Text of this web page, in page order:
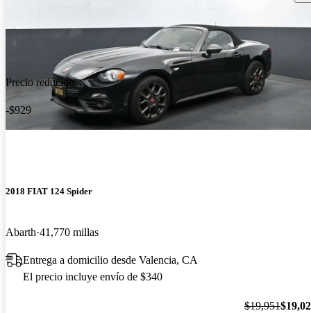
Precio reducido
-$929
2018 FIAT 124 Spider
Abarth 41,770 millas
Entrega a domicilio desde Valencia, CA
El precio incluye envío de $340
$19,951